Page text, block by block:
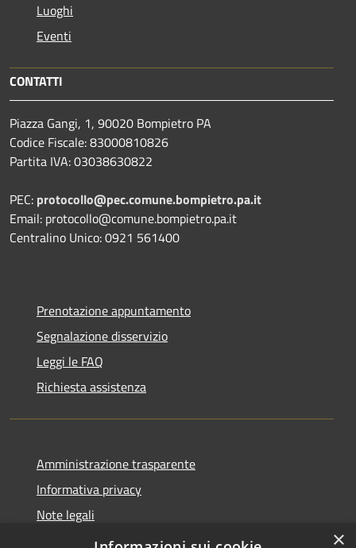
Luoghi
Eventi
CONTATTI
Piazza Gangi, 1, 90020 Bompietro PA
Codice Fiscale: 83000810826
Partita IVA: 03038630822
PEC: protocollo@pec.comune.bompietro.pa.it
Email: protocollo@comune.bompietro.pa.it
Centralino Unico: 0921 561400
Prenotazione appuntamento
Segnalazione disservizio
Leggi le FAQ
Richiesta assistenza
Amministrazione trasparente
Informativa privacy
Note legali
Dichiarazione di accessibilità
×